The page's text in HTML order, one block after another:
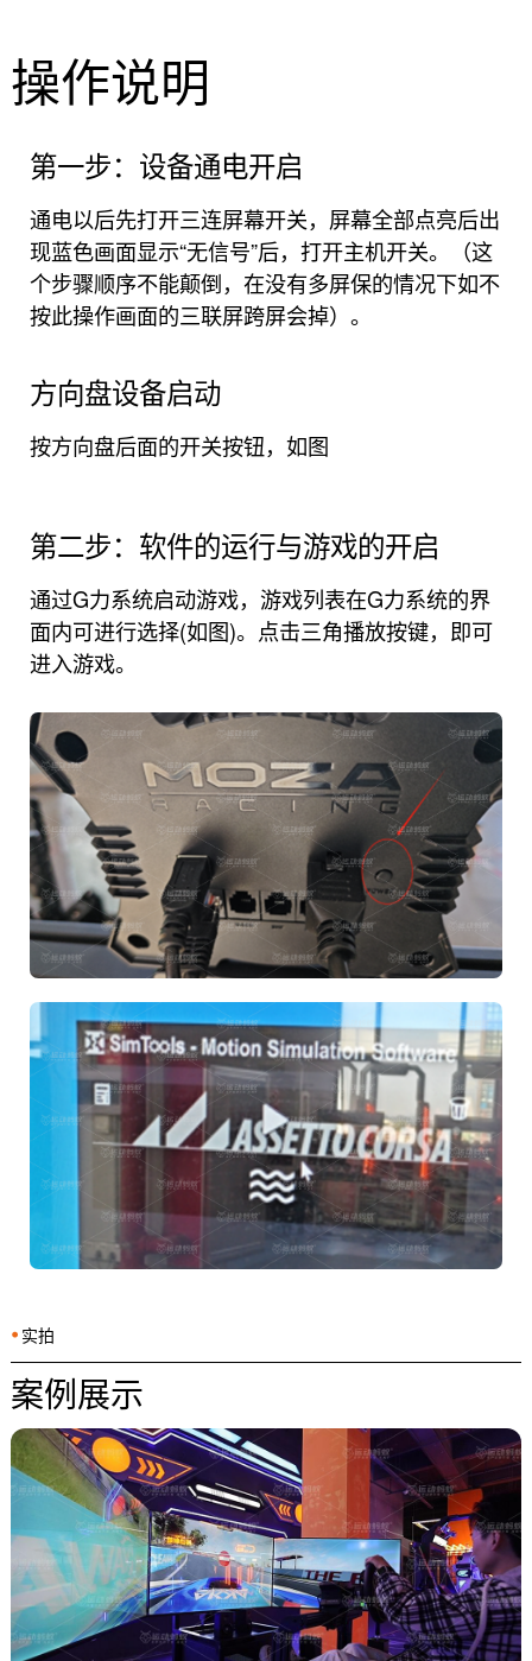
操作说明
第一步：设备通电开启
通电以后先打开三连屏幕开关，屏幕全部点亮后出
现蓝色画面显示“无信号”后，打开主机开关。（这
个步骤顺序不能颠倒，在没有多屏保的情况下如不
按此操作画面的三联屏跨屏会掉）。
方向盘设备启动
按方向盘后面的开关按钮，如图
第二步：软件的运行与游戏的开启
通过G力系统启动游戏，游戏列表在G力系统的界
面内可进行选择(如图)。点击三角播放按键，即可
进入游戏。
⦁ 实拍
案例展示